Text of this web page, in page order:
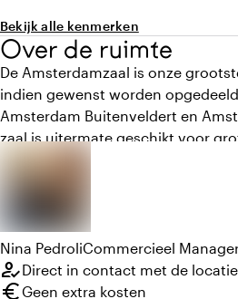
Bekijk alle kenmerken
Over de ruimte
De Amsterdamzaal is onze
indien gewenst worden
Amsterdam Buitenveldert en
zaal is uitermate geschikt voor
of sessies met live sprekers. De
twee beamers en biedt volop
Nina PedroliCommercieel
how_to_regDirect in contact met de
euroGeen extra kosten